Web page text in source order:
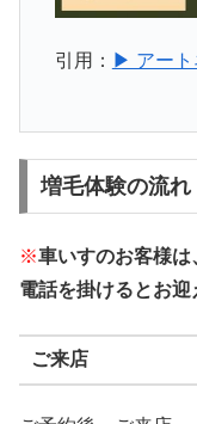
引用： ▶ アート
増毛体験の流れ
※車いすのお客様
電話を掛けるとお迎
ご来店